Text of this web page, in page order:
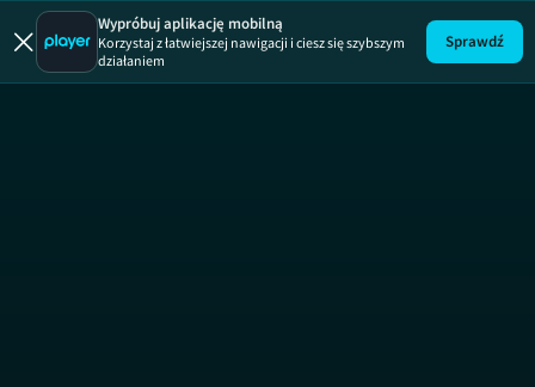
Wypróbuj aplikację mobilną
Korzystaj z łatwiejszej nawigacji i ciesz się szybszym
działaniem
Sprawdź